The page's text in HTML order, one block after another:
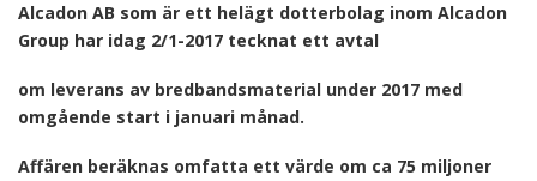
Alcadon AB som är ett helägt dotterbolag inom Alcadon
Group har idag 2/1-2017 tecknat ett avtal
om leverans av bredbandsmaterial under 2017 med
omgående start i januari månad.
Affären beräknas omfatta ett värde om ca 75 miljoner